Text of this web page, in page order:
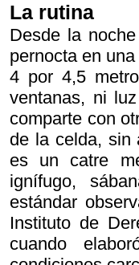
La rutina
Desde la
pernocta en
4 por 4,5
ventanas, ni
comparte con
de la celda, sin
es un catre
ignífugo,
estándar
Instituto de
cuando